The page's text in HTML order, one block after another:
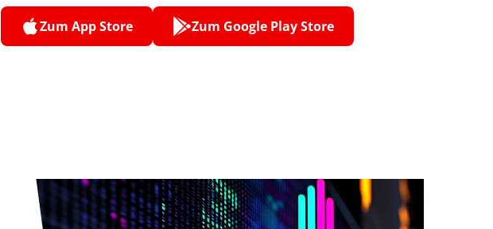
Zum App Store Zum Google Play Store